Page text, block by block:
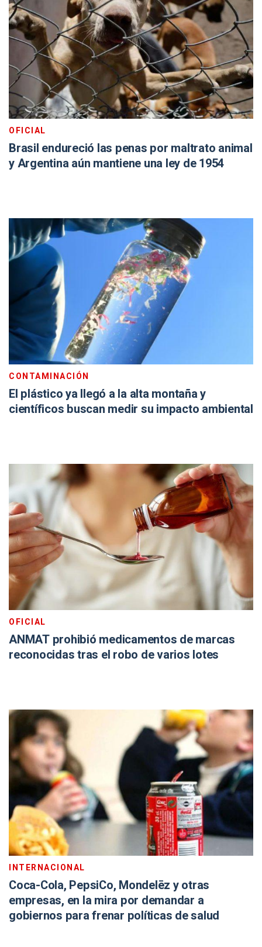
OFICIAL
Brasil endureció las penas por maltrato animal
y Argentina aún mantiene una ley de 1954
CONTAMINACIÓN
El plástico ya llegó a la alta montaña y
científicos buscan medir su impacto ambiental
OFICIAL
ANMAT prohibió medicamentos de marcas
reconocidas tras el robo de varios lotes
INTERNACIONAL
Coca-Cola, PepsiCo, Mondelēz y otras
empresas, en la mira por demandar a
gobiernos para frenar políticas de salud